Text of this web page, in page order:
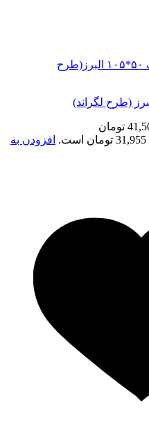
قیمت اصلی 41,500 تومان
افزودن به